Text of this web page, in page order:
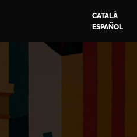
CATALÀ
ESPAÑOL